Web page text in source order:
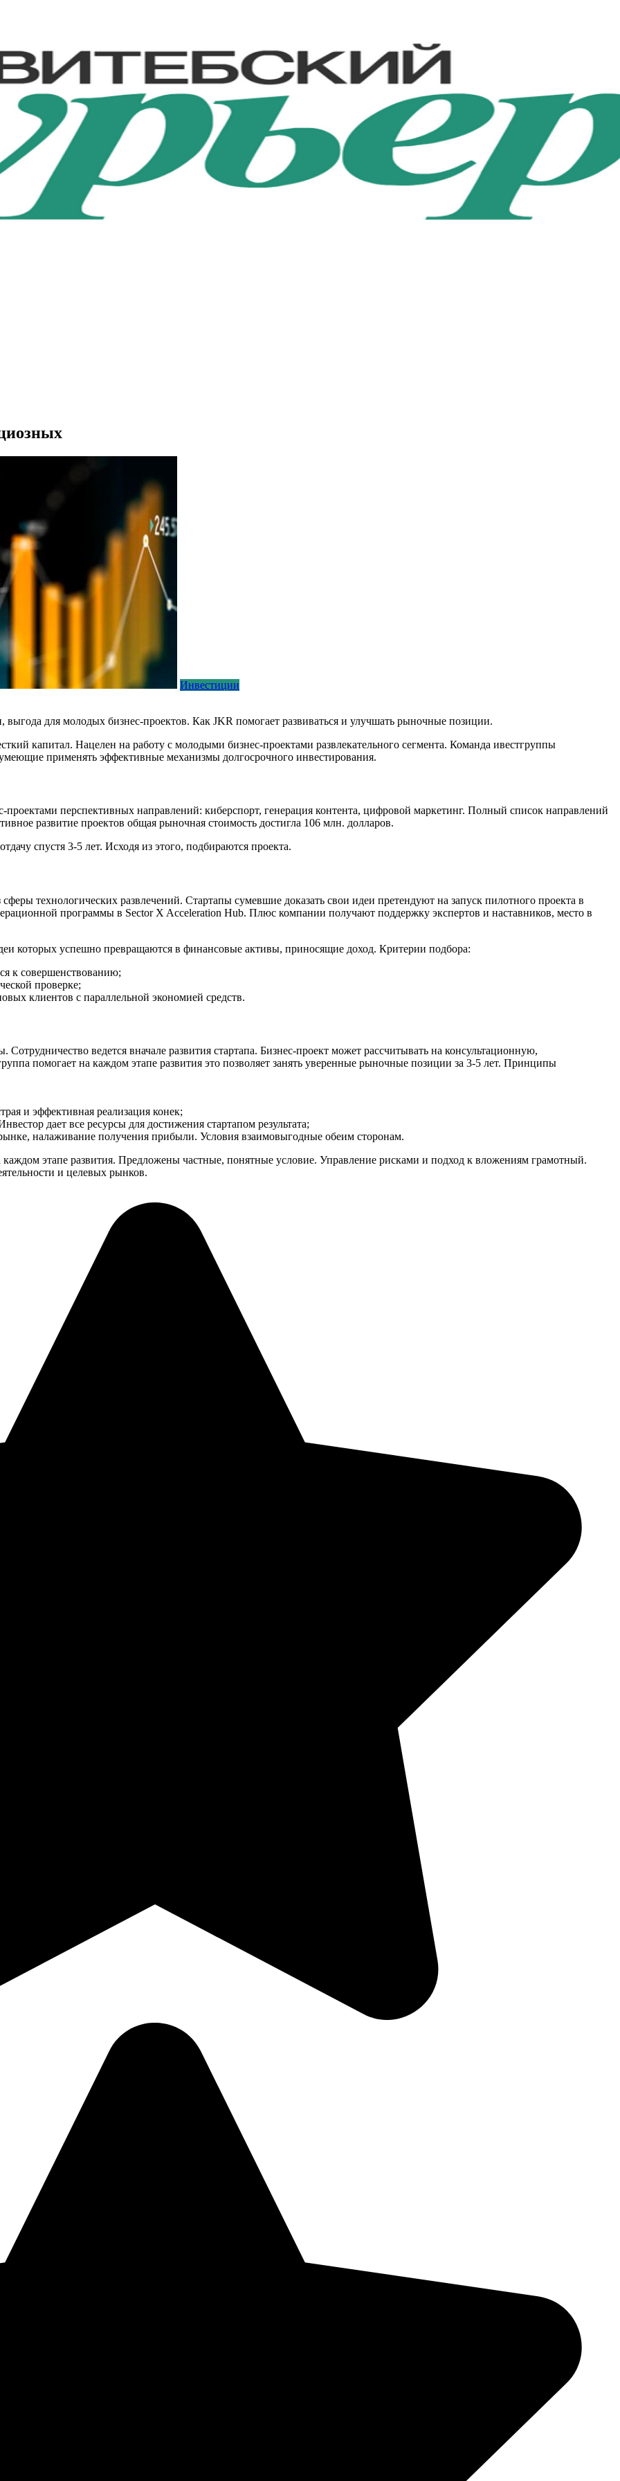
Инвестиции
для молодых бизнес-проектов. Как JKR помогает развиваться и улучшать рыночные позиции.
капитал. Нацелен на работу с молодыми бизнес-проектами развлекательного сегмента. Команда ивестгруппы
применять эффективные механизмы долгосрочного инвестирования.
проектами перспективных направлений: киберспорт, генерация контента, цифровой маркетинг. Полный список направлений
развитие проектов общая рыночная стоимость достигла 106 млн. долларов.
спустя 3-5 лет. Исходя из этого, подбираются проекта.
технологических развлечений. Стартапы сумевшие доказать свои идеи претендуют на запуск пилотного проекта в
программы в Sector X Acceleration Hub. Плюс компании получают поддержку экспертов и наставников, место в
которых успешно превращаются в финансовые активы, приносящие доход. Критерии подбора:
к совершенствованию;
проверке;
клиентов с параллельной экономией средств.
ведется вначале развития стартапа. Бизнес-проект может рассчитывать на консультационную,
помогает на каждом этапе развития это позволяет занять уверенные рыночные позиции за 3-5 лет. Принципы
и эффективная реализация конек;
дает все ресурсы для достижения стартапом результата;
налаживание получения прибыли. Условия взаимовыгодные обеим сторонам.
этапе развития. Предложены частные, понятные условие. Управление рисками и подход к вложениям грамотный.
и целевых рынков.